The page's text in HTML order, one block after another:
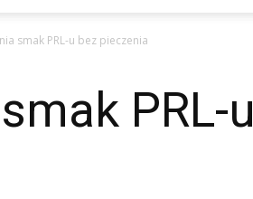
.pl
smak PRL-u bez pieczenia
PRL-u